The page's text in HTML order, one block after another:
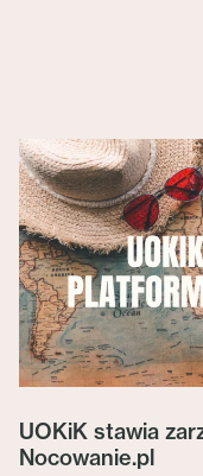
UOKiK stawia
Nocowanie.pl